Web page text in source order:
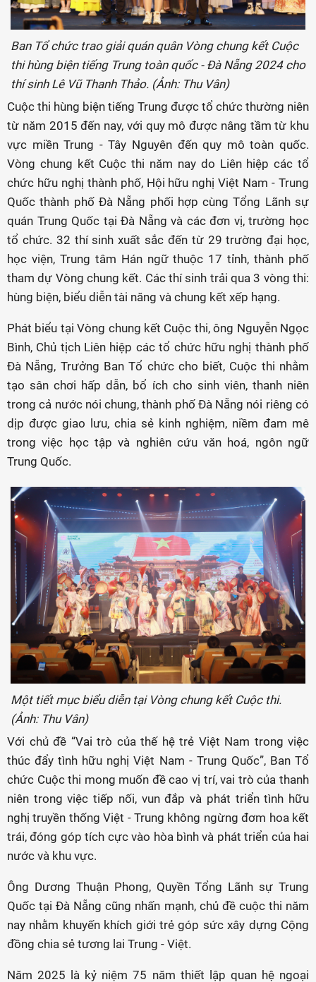
Ban Tổ chức trao giải quán quân Vòng chung kết Cuộc
thi hùng biện tiếng Trung toàn quốc - Đà Nẵng 2024 cho
thí sinh Lê Vũ Thanh Thảo. (Ảnh: Thu Vân)
Cuộc thi hùng biện tiếng Trung được tổ chức thường niên
từ năm 2015 đến nay, với quy mô được nâng tầm từ khu
vực miền Trung - Tây Nguyên đến quy mô toàn quốc.
Vòng chung kết Cuộc thi năm nay do Liên hiệp các tổ
chức hữu nghị thành phố, Hội hữu nghị Việt Nam - Trung
Quốc thành phố Đà Nẵng phối hợp cùng Tổng Lãnh sự
quán Trung Quốc tại Đà Nẵng và các đơn vị, trường học
tổ chức. 32 thí sinh xuất sắc đến từ 29 trường đại học,
học viện, Trung tâm Hán ngữ thuộc 17 tỉnh, thành phố
tham dự Vòng chung kết. Các thí sinh trải qua 3 vòng thi:
hùng biện, biểu diễn tài năng và chung kết xếp hạng.
Phát biểu tại Vòng chung kết Cuộc thi, ông Nguyễn Ngọc
Bình, Chủ tịch Liên hiệp các tổ chức hữu nghị thành phố
Đà Nẵng, Trưởng Ban Tổ chức cho biết, Cuộc thi nhằm
tạo sân chơi hấp dẫn, bổ ích cho sinh viên, thanh niên
trong cả nước nói chung, thành phố Đà Nẵng nói riêng có
dịp được giao lưu, chia sẻ kinh nghiệm, niềm đam mê
trong việc học tập và nghiên cứu văn hoá, ngôn ngữ
Trung Quốc.
Một tiết mục biểu diễn tại Vòng chung kết Cuộc thi.
(Ảnh: Thu Vân)
Với chủ đề “Vai trò của thế hệ trẻ Việt Nam trong việc
thúc đẩy tình hữu nghị Việt Nam - Trung Quốc”, Ban Tổ
chức Cuộc thi mong muốn đề cao vị trí, vai trò của thanh
niên trong việc tiếp nối, vun đắp và phát triển tình hữu
nghị truyền thống Việt - Trung không ngừng đơm hoa kết
trái, đóng góp tích cực vào hòa bình và phát triển của hai
nước và khu vực.
Ông Dương Thuận Phong, Quyền Tổng Lãnh sự Trung
Quốc tại Đà Nẵng cũng nhấn mạnh, chủ đề cuộc thi năm
nay nhằm khuyến khích giới trẻ góp sức xây dựng Cộng
đồng chia sẻ tương lai Trung - Việt.
Năm 2025 là kỷ niệm 75 năm thiết lập quan hệ ngoại